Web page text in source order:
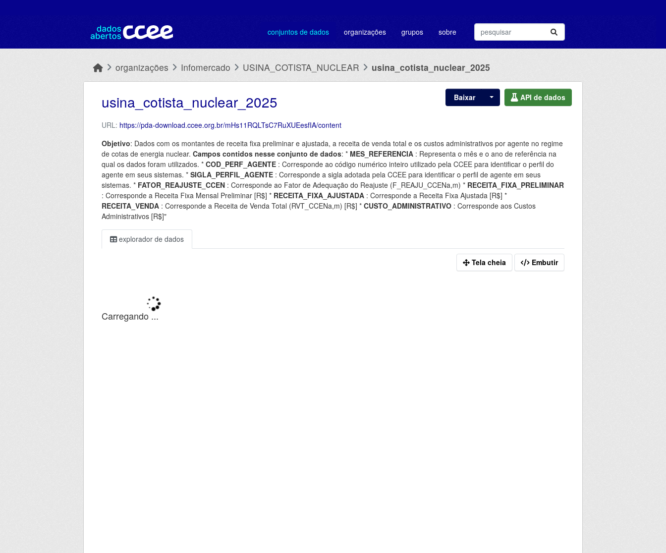
conjuntos de dados organizações grupos sobre
organizações Infomercado USINA_COTISTA_NUCLEAR usina_cotista_nuclear_2025
Baixar API de dados
usina_cotista_nuclear_2025
URL: https://pda-download.ccee.org.br/mHs11RQLTsC7RuXUEesfIA/content
Objetivo: Dados com os montantes de receita fixa preliminar e ajustada, a receita de venda total e os custos administrativos por agente no regime
de cotas de energia nuclear. Campos contidos nesse conjunto de dados: * MES_REFERENCIA : Representa o mês e o ano de referência na
qual os dados foram utilizados. * COD_PERF_AGENTE : Corresponde ao código numérico inteiro utilizado pela CCEE para identificar o perfil do
agente em seus sistemas. * SIGLA_PERFIL_AGENTE : Corresponde a sigla adotada pela CCEE para identificar o perfil de agente em seus
sistemas. * FATOR_REAJUSTE_CCEN : Corresponde ao Fator de Adequação do Reajuste (F_REAJU_CCENa,m) * RECEITA_FIXA_PRELIMINAR
: Corresponde a Receita Fixa Mensal Preliminar [R$] * RECEITA_FIXA_AJUSTADA : Corresponde a Receita Fixa Ajustada [R$] *
RECEITA_VENDA : Corresponde a Receita de Venda Total (RVT_CCENa,m) [R$] * CUSTO_ADMINISTRATIVO : Corresponde aos Custos
Administrativos [R$]"
explorador de dados
Tela cheia Embutir